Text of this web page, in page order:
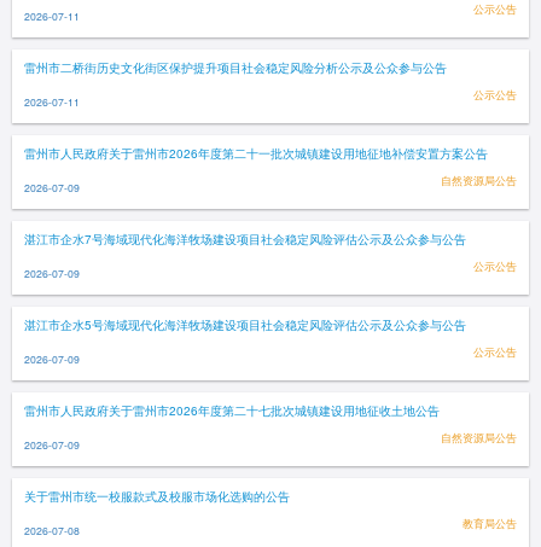
2026-07-11 公示公告
雷州市二桥街历史文化街区保护提升项目社会稳定风险分析公示及公众参与公告
2026-07-11 公示公告
雷州市人民政府关于雷州市2026年度第二十一批次城镇建设用地征地补偿安置方案公告
2026-07-09 自然资源局公告
湛江市企水7号海域现代化海洋牧场建设项目社会稳定风险评估公示及公众参与公告
2026-07-09 公示公告
湛江市企水5号海域现代化海洋牧场建设项目社会稳定风险评估公示及公众参与公告
2026-07-09 公示公告
雷州市人民政府关于雷州市2026年度第二十七批次城镇建设用地征收土地公告
2026-07-09 自然资源局公告
关于雷州市统一校服款式及校服市场化选购的公告
2026-07-08 教育局公告